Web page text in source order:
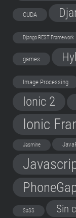
CUDA
Django REST Framework
games
Image Processing
Ionic 2
Ionic
Jasmine
SaSS Sin